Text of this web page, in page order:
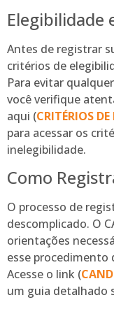
Elegibilidade
Antes de registrar
critérios de
Para evitar
você verifique
aqui (CRITÉRIOS
para acessar os
inelegibilidade.
Como
O processo de
descomplicado. O
orientações
esse
Acesse o link (
um guia detalhado